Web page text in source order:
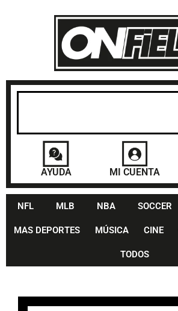
AYUDA MI CUENTA
NFL MLB NBA SOCCER
MAS DEPORTES MÚSICA CINE
TODOS